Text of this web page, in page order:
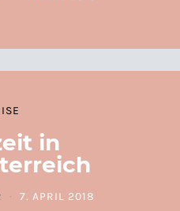
POSTED ON
in
POSTED ON
7. APRIL 2018